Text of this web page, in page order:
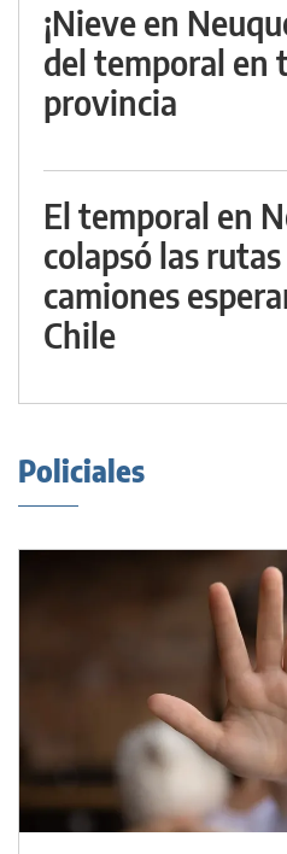
¡Nieve en
del temporal en
provincia
El temporal en
colapsó las
camiones
Chile
Policiales